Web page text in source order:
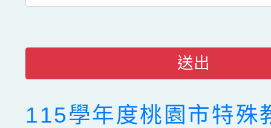
送出
115學年度桃園市特殊